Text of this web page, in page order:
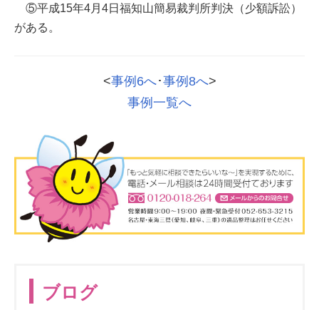
⑤平成15年4月4日福知山簡易裁判所判決（少額訴訟）
がある。
<事例6へ･事例8へ>
事例一覧へ
ブログ